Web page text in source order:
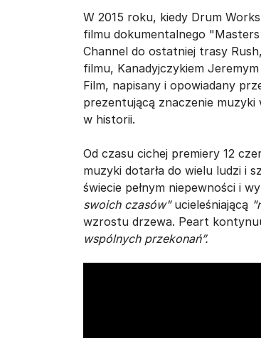
W 2015 roku, kiedy Drum
filmu dokumentalnego
Channel do ostatniej trasy
filmu, Kanadyjczykiem
Film, napisany i opowiadany
prezentującą znaczenie
w historii.
Od czasu cichej premiery 12
muzyki dotarła do wielu ludzi i
świecie pełnym niepewności i
swoich czasów"ucieleśniającą
wzrostu drzewa. Peart
wspólnych przekonań”.